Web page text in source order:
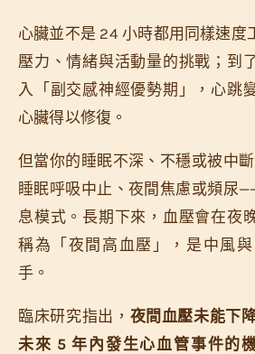
心臟並不是 24 小時都用同樣速度
壓力、情緒與活動量的挑戰；到
入「副交感神經優勢期」，心跳
心臟得以修復。
但當你的睡眠不深、不穩或被中
睡眠呼吸中止、夜間焦慮或頻尿
息模式。長期下來，血壓會在夜
稱為「夜間高血壓」，是中風
手。
臨床研究指出， 夜間血壓未能下
未來 5 年內發生心血管事件的